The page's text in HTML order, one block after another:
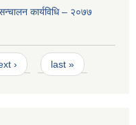
कार्यविधि – २०७७
› last »